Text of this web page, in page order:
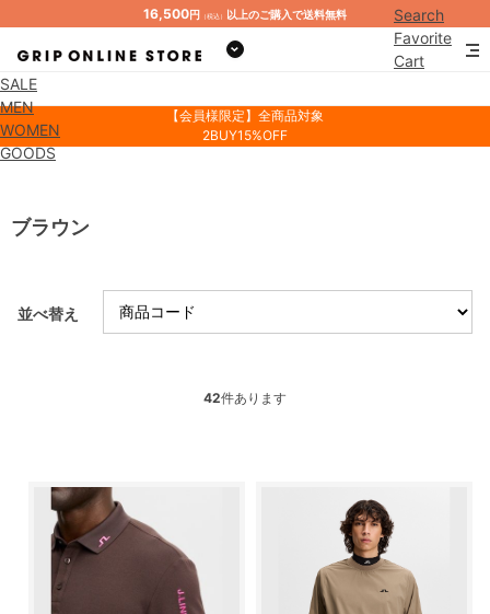
16,500円 （税込） 以上のご購入で送料無料
Search
Favorite
Cart
SALE
MEN
WOMEN
GOODS
【会員様限定】全商品対象
2BUY15%OFF
ブラウン
並べ替え
42件あります